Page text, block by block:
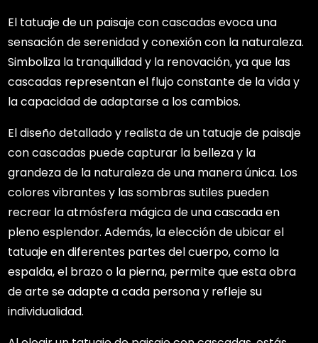
El tatuaje de un paisaje con cascadas evoca una
sensación de serenidad y conexión con la naturaleza.
Simboliza la tranquilidad y la renovación, ya que las
cascadas representan el flujo constante de la vida y
la capacidad de adaptarse a los cambios.
El diseño detallado y realista de un tatuaje de paisaje
con cascadas puede capturar la belleza y la
grandeza de la naturaleza de una manera única. Los
colores vibrantes y las sombras sutiles pueden
recrear la atmósfera mágica de una cascada en
pleno esplendor. Además, la elección de ubicar el
tatuaje en diferentes partes del cuerpo, como la
espalda, el brazo o la pierna, permite que esta obra
de arte se adapte a cada persona y refleje su
individualidad.